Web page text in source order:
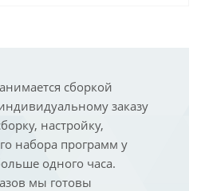
сборкой
заказу
настройку,
набора программ у
одного часа.
мы готовы